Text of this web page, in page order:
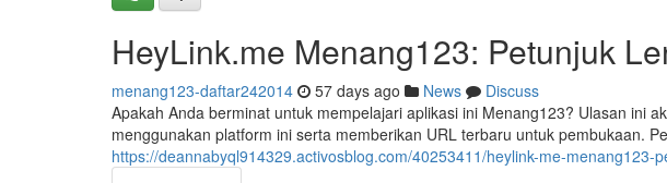
HeyLink.me Menang123: Petunjuk
menang123-daftar242014 57 days ago News
Discuss
Apakah Anda berminat untuk mempelajari aplikasi ini Menang123? Ulasan ini
menggunakan platform ini serta memberikan URL terbaru untuk pembukaan.
https://deannabyql914329.activosblog.com/40253411/heylink-me-menang123-